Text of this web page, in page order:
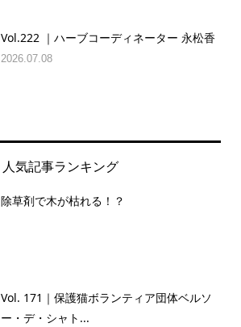
Vol.222 ｜ハーブコーディネーター 永松香
2026.07.08
人気記事ランキング
除草剤で木が枯れる！？
Vol. 171｜保護猫ボランティア団体ベルソ
ー・デ・シャト...